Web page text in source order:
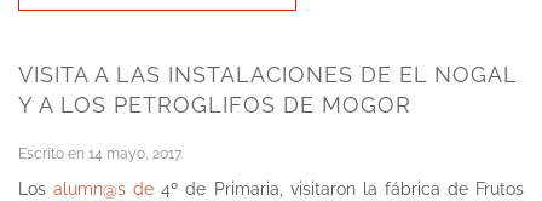
VISITA A LAS INSTALACIONES DE EL NOGAL
Y A LOS PETROGLIFOS DE MOGOR
Escrito en 14 mayo, 2017.
Losalumn@s de 4º de Primaria, visitaron la fábrica de Frutos